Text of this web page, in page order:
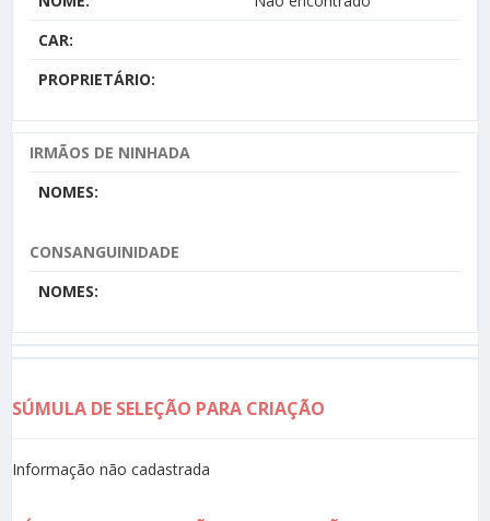
CAR:
PROPRIETÁRIO:
IRMÃOS DE NINHADA
NOMES:
CONSANGUINIDADE
NOMES:
SÚMULA DE SELEÇÃO PARA CRIAÇÃO
Informação não cadastrada